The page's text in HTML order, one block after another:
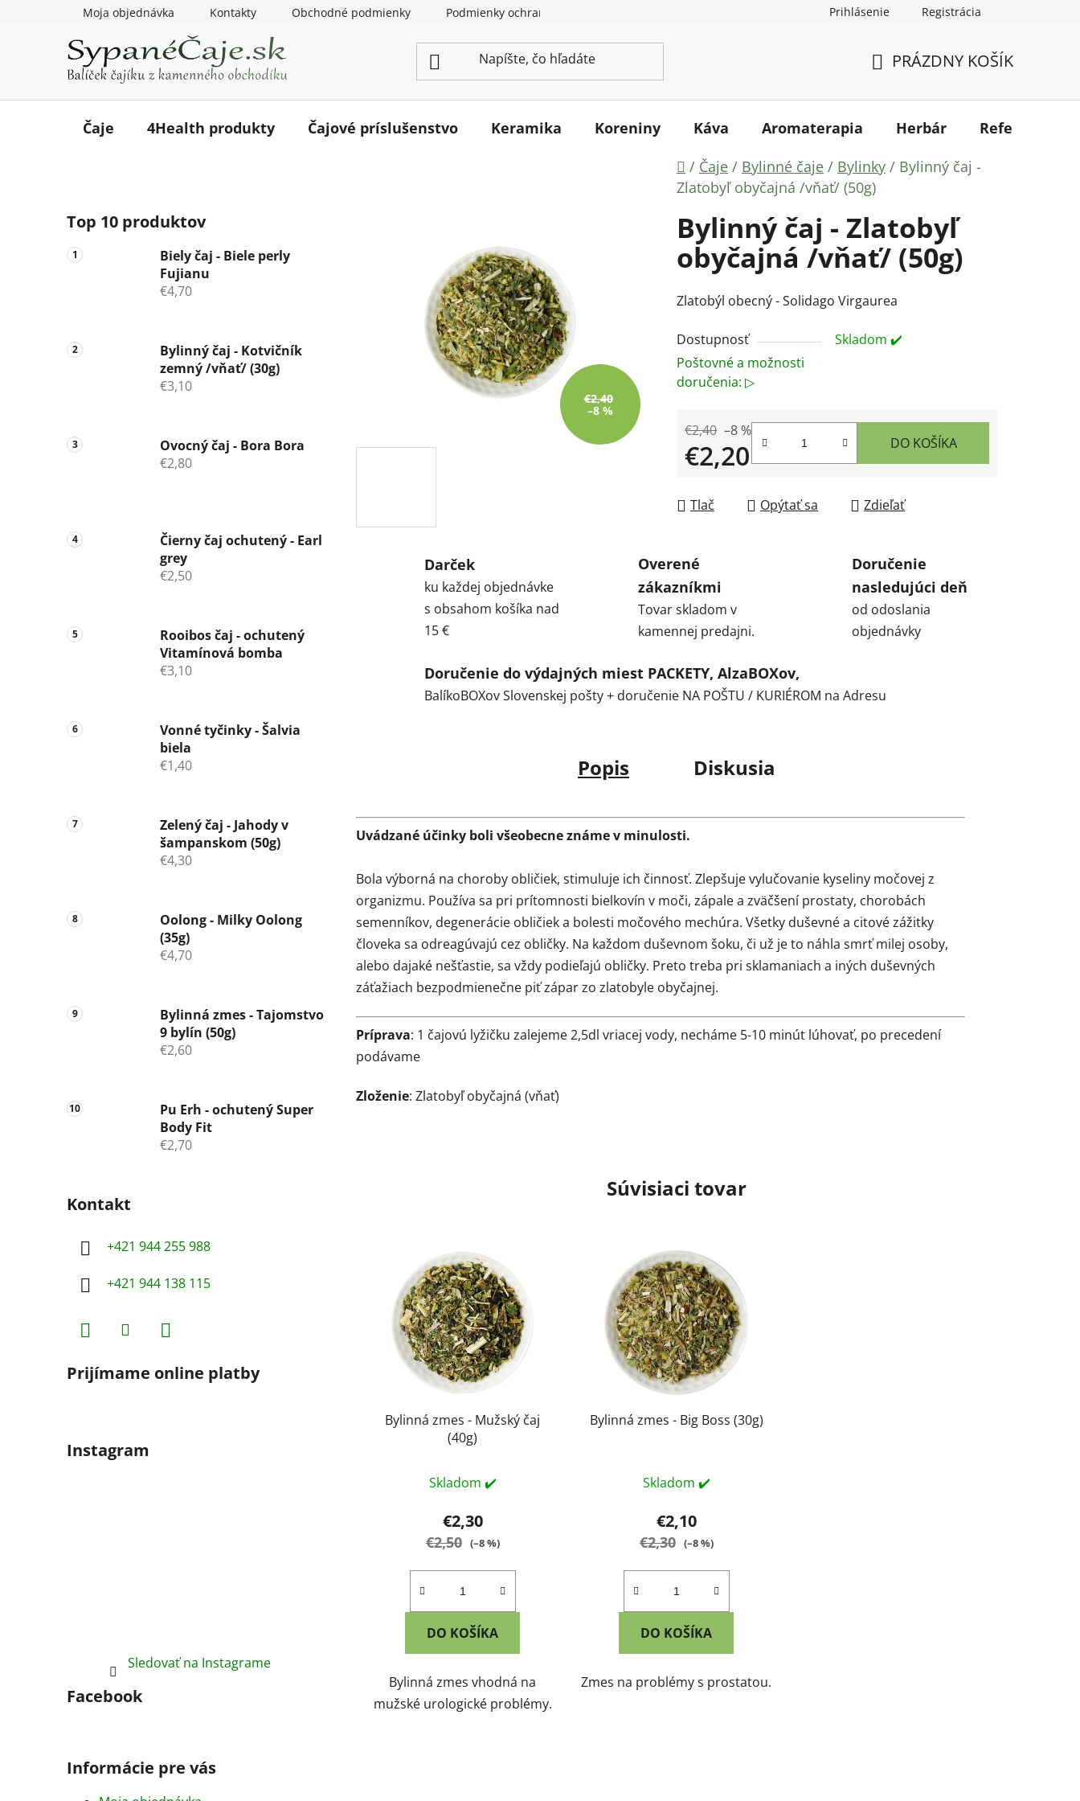
Moja objednávka Kontakty Obchodné podmienky Podmienky ochrany osobných údajov Mapa serveru
Prihlásenie Registrácia
KOŠÍK
PRÁZDNY KOŠÍK
Čaje 4Health produkty Čajové príslušenstvo Keramika Koreniny Káva Aromaterapia Herbár
Referencie
Domov
/ Čaje / Bylinné čaje / Bylinky / Bylinný čaj -
Zlatobyľ obyčajná /vňať/ (50g)
o
č
n
n
Top 10 produktov
Biely čaj - Biele perly
Fujianu
€4,70
Bylinný čaj - Kotvičník
zemný /vňať/ (30g)
€3,10
Ovocný čaj - Bora Bora
€2,80
Čierny čaj ochutený - Earl
grey
€2,50
Rooibos čaj - ochutený
Vitamínová bomba
€3,10
Vonné tyčinky - Šalvia
biela
€1,40
Zelený čaj - Jahody v
šampanskom (50g)
€4,30
Oolong - Milky Oolong
(35g)
€4,70
Bylinná zmes - Tajomstvo
9 bylín (50g)
€2,60
Pu Erh - ochutený Super
Body Fit
€2,70
Kontakt
+421 944 255 988
+421 944 138 115
Prijímame online platby
Instagram
Sledovať na Instagrame
Facebook
Informácie pre vás
Bylinný čaj - Zlatobyľ
obyčajná /vňať/ (50g)
Zlatobýl obecný - Solidago Virgaurea
Dostupnosť
Skladom ✔️
Poštovné a možnosti
doručenia: ▷
€2,40 –8 %
€2,20 DO KOŠÍKA
Tlač Opýtať sa Zdieľať
€2,40
–8 %
Darček
ku každej objednávke
s obsahom košíka nad
15 €
Overené
zákazníkmi
Tovar skladom v
kamennej predajni.
Doručenie
nasledujúci deň
od odoslania
objednávky
Doručenie do výdajných miest PACKETY, AlzaBOXov,
BalíkoBOXov Slovenskej pošty + doručenie NA POŠTU / KURIÉROM na Adresu
Popis Diskusia
Uvádzané účinky boli všeobecne známe v minulosti.
Bola výborná na choroby obličiek, stimuluje ich činnosť. Zlepšuje vylučovanie kyseliny močovej z
organizmu. Používa sa pri prítomnosti bielkovín v moči, zápale a zväčšení prostaty, chorobách
semenníkov, degenerácie obličiek a bolesti močového mechúra. Všetky duševné a citové zážitky
človeka sa odreagúvajú cez obličky. Na každom duševnom šoku, či už je to náhla smrť milej osoby,
alebo dajaké nešťastie, sa vždy podieľajú obličky. Preto treba pri sklamaniach a iných duševných
záťažiach bezpodmienečne piť zápar zo zlatobyle obyčajnej.
Príprava: 1 čajovú lyžičku zalejeme 2,5dl vriacej vody, necháme 5-10 minút lúhovať, po precedení
podávame
Zloženie: Zlatobyľ obyčajná (vňať)
Súvisiaci tovar
Bylinná zmes - Mužský čaj
(40g)
Skladom ✔️
€2,30
€2,50 (–8 %)
DO KOŠÍKA
Bylinná zmes vhodná na
mužské urologické problémy.
Bylinná zmes - Big Boss (30g)
Skladom ✔️
€2,10
€2,30 (–8 %)
DO KOŠÍKA
Zmes na problémy s prostatou.